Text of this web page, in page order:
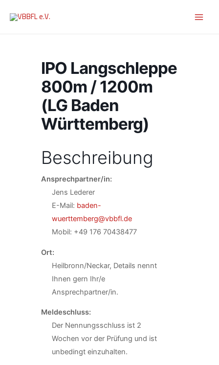
Inhalt
IPO Langschleppe
800m / 1200m
(LG Baden
Württemberg)
Beschreibung
Ansprechpartner/in:
Jens Lederer
E-Mail: baden-
wuerttemberg@vbbfl.de
Mobil: +49 176 70438477
Ort:
Heilbronn/Neckar, Details nennt
Ihnen gern Ihr/e
Ansprechpartner/in.
Meldeschluss:
Der Nennungsschluss ist 2
Wochen vor der Prüfung und ist
unbedingt einzuhalten.